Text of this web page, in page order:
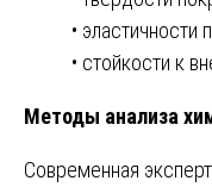
• эластичности
• стойкости к
Методы анализа
Современная